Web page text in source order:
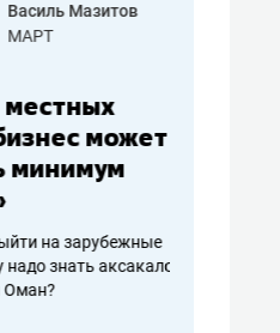
Мазитов
может
на зарубежные
знать аксакалов и